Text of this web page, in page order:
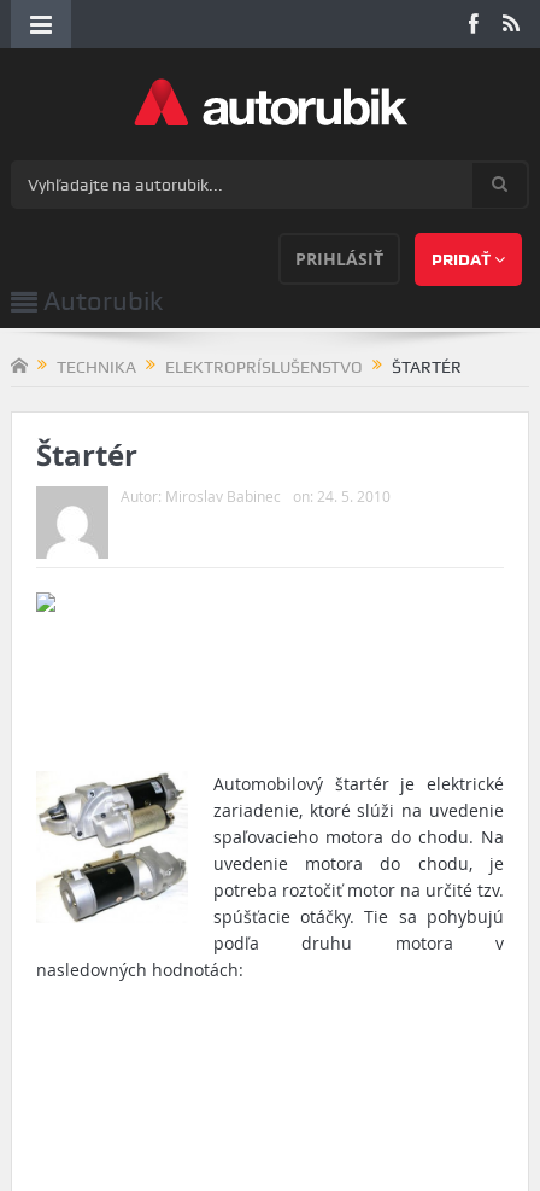
PRIHLÁSIŤ PRIDAŤ
Autorubik
TECHNIKA ELEKTROPRÍSLUŠENSTVO ŠTARTÉR
Štartér
Autor: Miroslav Babinec on: 24. 5. 2010
Automobilový štartér je elektrické
zariadenie, ktoré slúži na uvedenie
spaľovacieho motora do chodu. Na
uvedenie motora do chodu, je
potreba roztočiť motor na určité tzv.
spúšťacie otáčky. Tie sa pohybujú
podľa druhu motora v
nasledovných hodnotách: